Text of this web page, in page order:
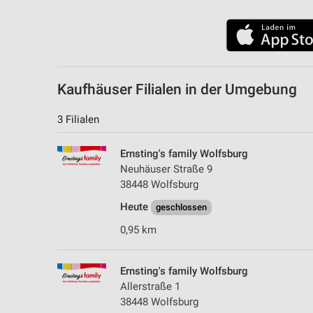
Kaufhäuser Filialen in der Umgebung
3 Filialen
Ernsting's family Wolfsburg
Neuhäuser Straße 9
38448 Wolfsburg
Heute
geschlossen
0,95 km
Ernsting's family Wolfsburg
Allerstraße 1
38448 Wolfsburg